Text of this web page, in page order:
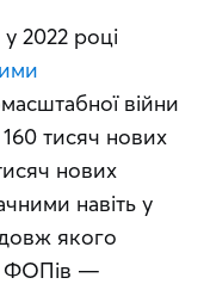
у 2022 році
війни
тисяч нових
нових
навіть у
ФОПів —